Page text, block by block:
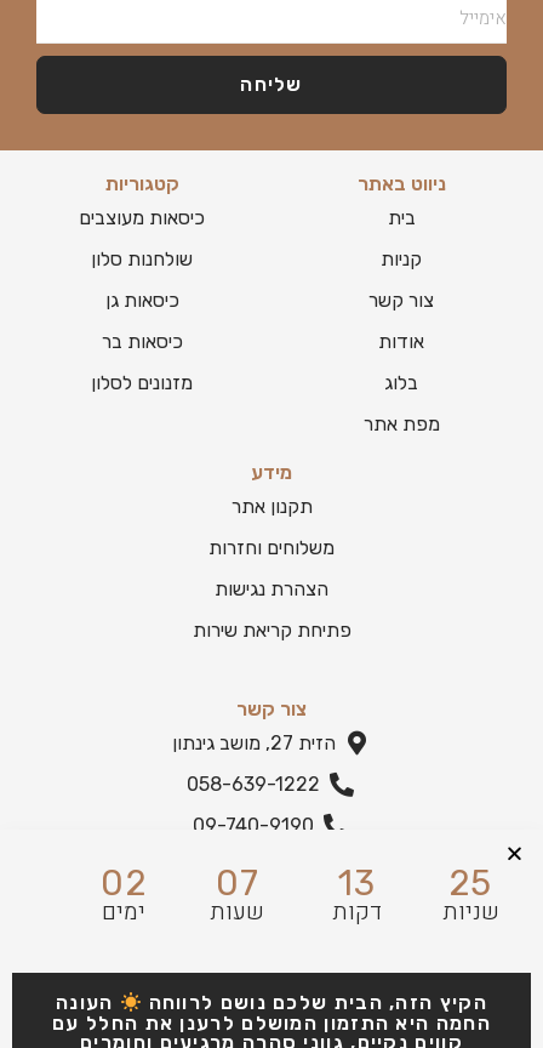
שליחה
ניווט באתר
בית
קניות
צור קשר
אודות
בלוג
מפת אתר
קטגוריות
כיסאות מעוצבים
שולחנות סלון
כיסאות גן
כיסאות בר
מזנונים לסלון
מידע
תקנון אתר
משלוחים וחזרות
הצהרת נגישות
פתיחת קריאת שירות
צור קשר
הזית 27, מושב גינתון
058-639-1222
09-740-9190
הצהרת נגישות
02
ימים
07
שעות
13
דקות
24
שניות
הקיץ הזה, הבית שלכם נושם לרווחה
העונה
החמה היא התזמון המושלם לרענן את החלל עם
קווים נקיים, גווני סהרה מרגיעים וחומרים